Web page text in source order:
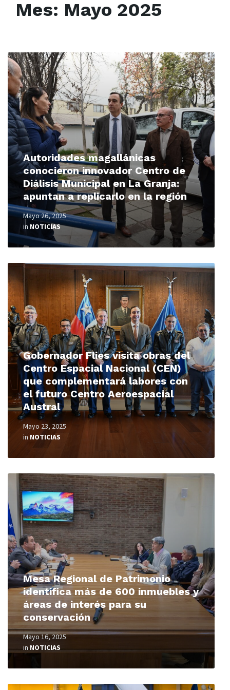
Mes: Mayo 2025
Autoridades magallánicas
conocieron innovador Centro de
Diálisis Municipal en La Granja:
apuntan a replicarlo en la región
Mayo 26, 2025
in NOTICIAS
Read
More
Gobernador Flies visita obras del
Centro Espacial Nacional (CEN)
que complementará labores con
el futuro Centro Aeroespacial
Austral
Mayo 23, 2025
in NOTICIAS
Read
More
Mesa Regional de Patrimonio
identifica más de 600 inmuebles y
áreas de interés para su
conservación
Mayo 16, 2025
in NOTICIAS
Read
More